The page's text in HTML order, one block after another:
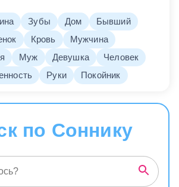
Зубы Дом
Бывший
Кровь
Мужчина
Муж Девушка
Человек
Руки Покойник
по Соннику